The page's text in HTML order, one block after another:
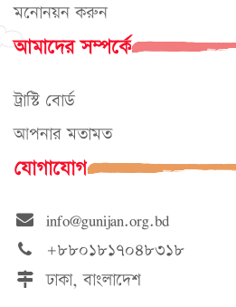
মনোনয়ন করুন
আমাদের সম্পর্কে
ট্রাস্টি বোর্ড
আপনার মতামত
যোগাযোগ
info@gunijan.org.bd
+৮৮০১৮১৭০৪৮৩১৮
ঢাকা, বাংলাদেশ